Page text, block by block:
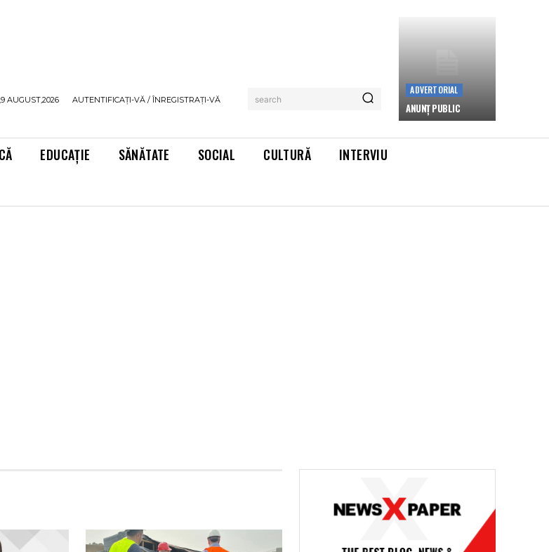
AUGUST,2026 AUTENTIFICAȚI-VĂ / ÎNREGISTRAȚI-VĂ search
ADVERTORIAL
ANUNȚ PUBLIC
EDUCAȚIE SĂNĂTATE SOCIAL CULTURĂ
INTERVIU